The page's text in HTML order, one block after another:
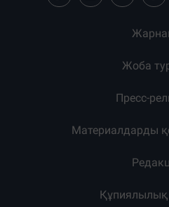
Жоба
Пресс-
Материалдарды
Құпиялылық